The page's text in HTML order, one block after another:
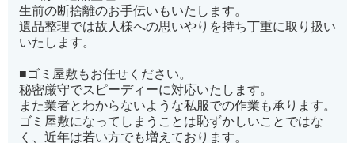
生前の断捨離のお手伝いもいたします。
遺品整理では故人様への思いやりを持ち丁重に取り扱い
いたします。
■ゴミ屋敷もお任せください。
秘密厳守でスピーディーに対応いたします。
また業者とわからないような私服での作業も承ります。
ゴミ屋敷になってしまうことは恥ずかしいことではな
く、近年は若い方でも増えております。